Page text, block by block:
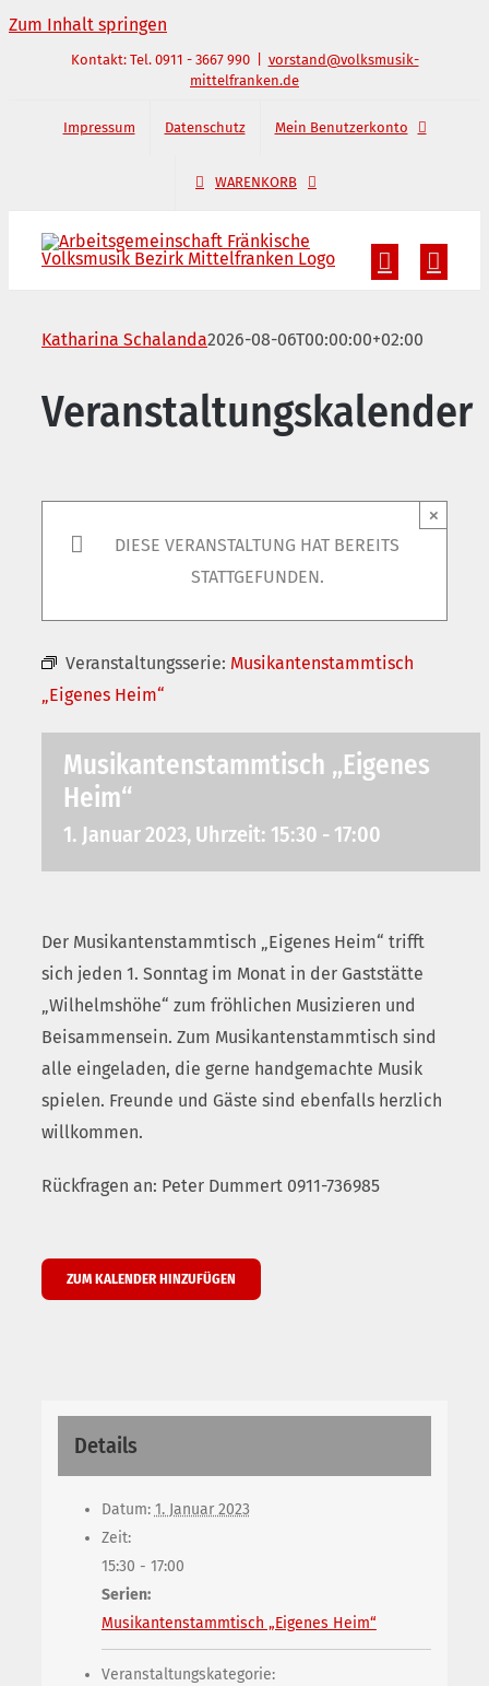
Zum Inhalt springen
Kontakt: Tel. 0911 - 3667 990
vorstand@volksmusik-
mittelfranken.de
Impressum Datenschutz Mein Benutzerkonto
WARENKORB
Katharina Schalanda2026-08-06T00:00:00+02:00
Veranstaltungskalender
DIESE VERANSTALTUNG HAT BEREITS
STATTGEFUNDEN.
×
Veranstaltungsserie: Musikantenstammtisch
„Eigenes Heim“
Musikantenstammtisch „Eigenes
Heim“
1. Januar 2023, Uhrzeit: 15:30 - 17:00
Der Musikantenstammtisch „Eigenes Heim“ trifft
sich jeden 1. Sonntag im Monat in der Gaststätte
„Wilhelmshöhe“ zum fröhlichen Musizieren und
Beisammensein. Zum Musikantenstammtisch sind
alle eingeladen, die gerne handgemachte Musik
spielen. Freunde und Gäste sind ebenfalls herzlich
willkommen.
Rückfragen an: Peter Dummert 0911-736985
ZUM KALENDER HINZUFÜGEN
Details
Datum: 1. Januar 2023
Zeit:
15:30 - 17:00
Serien:
Musikantenstammtisch „Eigenes Heim“
Veranstaltungskategorie: